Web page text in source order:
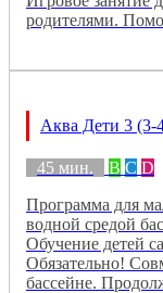
родителями.
Аква Дети 3 (3-
45 мин. B C D
Программа для
водной средой
Обучение детей
Обязательно!
бассейне.